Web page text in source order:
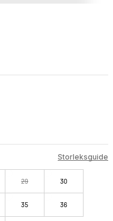
Storleksguide
29 30
35 36